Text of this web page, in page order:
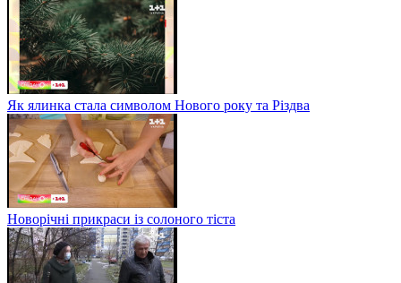
Як ялинка стала символом Нового року та Різдва
Новорічні прикраси із солоного тіста